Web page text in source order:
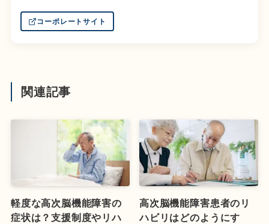
コーポレートサイト
関連記事
軽度な高次脳機能障害の
症状は？支援制度やリハ
高次脳機能障害患者のリ
ハビリはどのようにす